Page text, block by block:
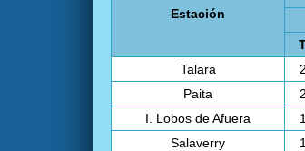
Estación
Talara
Paita
I. Lobos de Afuera
Salaverry